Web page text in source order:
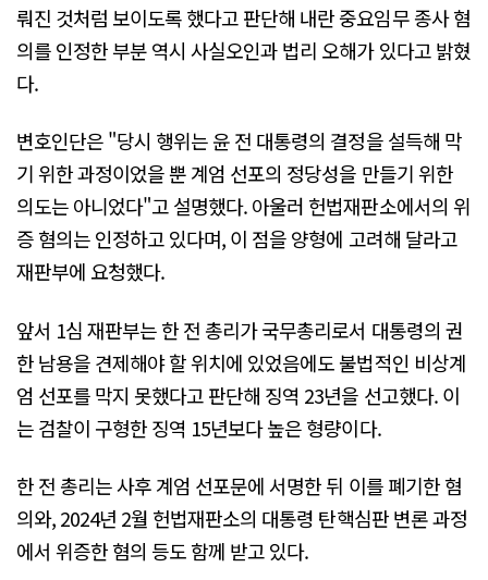
뤄진 것처럼 보이도록 했다고 판단해 내란 중요임무 종사 혐
의를 인정한 부분 역시 사실오인과 법리 오해가 있다고 밝혔
다.
변호인단은 "당시 행위는 윤 전 대통령의 결정을 설득해 막
기 위한 과정이었을 뿐 계엄 선포의 정당성을 만들기 위한
의도는 아니었다"고 설명했다. 아울러 헌법재판소에서의 위
증 혐의는 인정하고 있다며, 이 점을 양형에 고려해 달라고
재판부에 요청했다.
앞서 1심 재판부는 한 전 총리가 국무총리로서 대통령의 권
한 남용을 견제해야 할 위치에 있었음에도 불법적인 비상계
엄 선포를 막지 못했다고 판단해 징역 23년을 선고했다. 이
는 검찰이 구형한 징역 15년보다 높은 형량이다.
한 전 총리는 사후 계엄 선포문에 서명한 뒤 이를 폐기한 혐
의와, 2024년 2월 헌법재판소의 대통령 탄핵심판 변론 과정
에서 위증한 혐의 등도 함께 받고 있다.